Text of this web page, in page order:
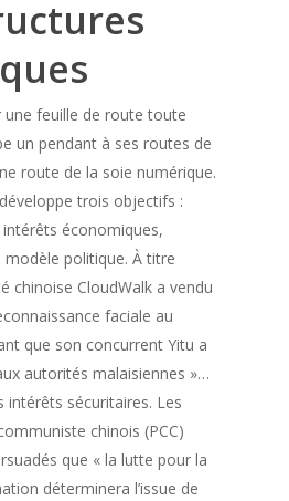
une feuille de route toute
un pendant à ses routes de
route de la soie numérique.
trois objectifs :
économiques,
modèle politique. À titre
chinoise CloudWalk a vendu
faciale au
que son concurrent Yitu a
autorités malaisiennes »…
intérêts sécuritaires. Les
chinois (PCC)
que « la lutte pour la
déterminera l’issue de